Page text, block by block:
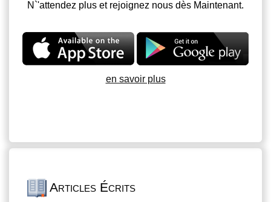
N`'attendez plus et rejoignez nous dès Maintenant.
en savoir plus
Articles Écrits